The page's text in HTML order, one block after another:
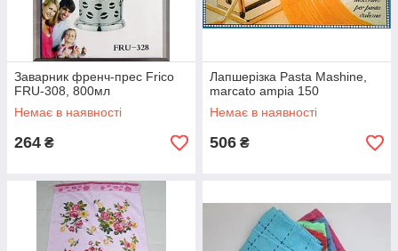
Заварник френч-прес Frico
FRU-308, 800мл
Немає в наявності
264 ₴
Лапшерізка Pasta Mashine,
marcato ampia 150
Немає в наявності
506 ₴